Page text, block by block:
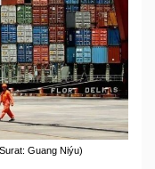
Guang Niýu)